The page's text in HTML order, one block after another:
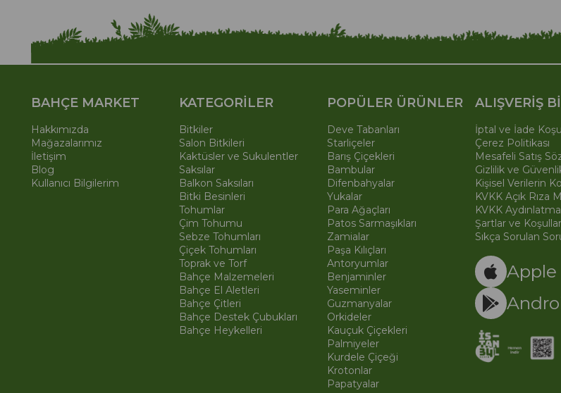
BAHÇE MARKET
Hakkımızda
Mağazalarımız
İletişim
Blog
Kullanıcı Bilgilerim
KATEGORİLER
Bitkiler
Salon Bitkileri
Kaktüsler ve Sukulentler
Saksılar
Balkon Saksıları
Bitki Besinleri
Tohumlar
Çim Tohumu
Sebze Tohumları
Çiçek Tohumları
Toprak ve Torf
Bahçe Malzemeleri
Bahçe El Aletleri
Bahçe Çitleri
Bahçe Destek Çubukları
Bahçe Heykelleri
POPÜLER ÜRÜNLER
Deve Tabanları
Starliçeler
Barış Çiçekleri
Bambular
Difenbahyalar
Yukalar
Para Ağaçları
Patos Sarmaşıkları
Zamialar
Paşa Kılıçları
Antoryumlar
Benjaminler
Yaseminler
Guzmanyalar
Orkideler
Kauçuk Çiçekleri
Palmiyeler
Kurdele Çiçeği
Krotonlar
Papatyalar
ALIŞVERİŞ
İptal ve İade
Çerez Politikası
Mesafeli Satış
Gizlilik ve
Kişisel Verilerin
KVKK Açık Rıza
KVKK
Şartlar ve Koşullar
Sıkça Sorulan
Apple